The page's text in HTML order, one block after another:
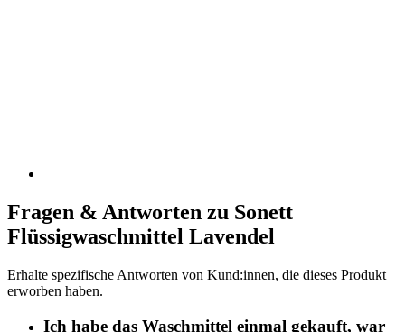
Fragen & Antworten zu Sonett
Flüssigwaschmittel Lavendel
Erhalte spezifische Antworten von Kund:innen, die dieses Produkt
erworben haben.
Ich habe das Waschmittel einmal gekauft, war